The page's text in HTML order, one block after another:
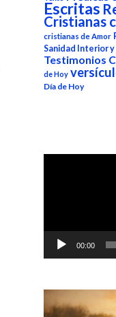
Escritas
Cristianas
cristianas de Amor
Sanidad Interior
Testimonios
de Hoy
Día de Hoy
Reproductor
00:00